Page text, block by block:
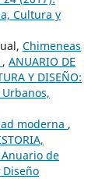
Cultura y
Chimeneas
, ANUARIO DE
Y DISEÑO:
moderna ,
Anuario de